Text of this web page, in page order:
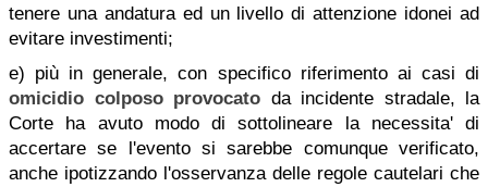
tenere una andatura ed un livello di attenzione idonei ad
evitare investimenti;
e) più in generale, con specifico riferimento ai casi di
omicidio colposo provocato da incidente stradale, la
Corte ha avuto modo di sottolineare la necessita' di
accertare se l'evento si sarebbe comunque verificato,
anche ipotizzando l'osservanza delle regole cautelari che